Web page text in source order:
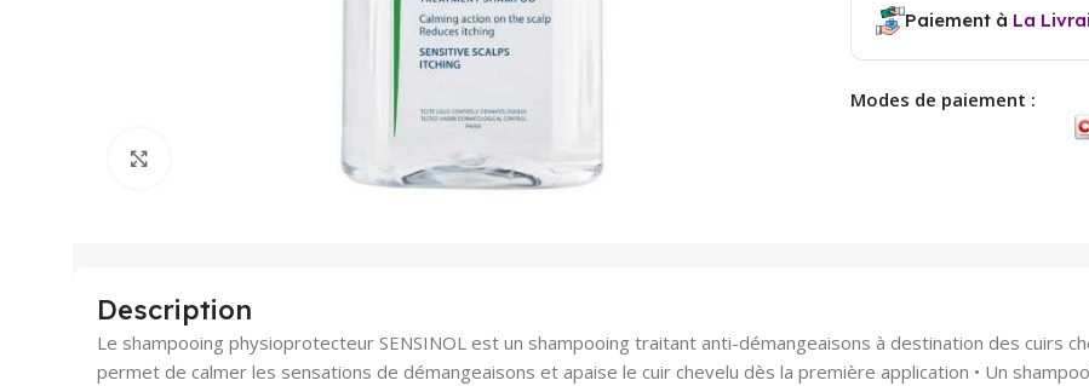
Paiement à La
Modes de paiement :
Description
Le shampooing physioprotecteur SENSINOL est un shampooing traitant anti-démangeaisons à destination des cuirs
permet de calmer les sensations de démangeaisons et apaise le cuir chevelu dès la première application • Un